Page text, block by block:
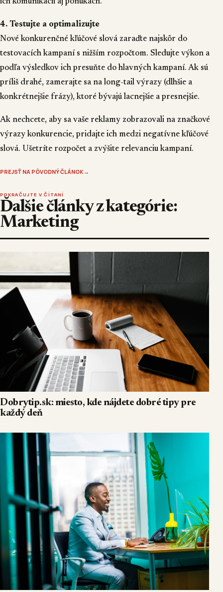
4️. Testujte a optimalizujte
Nové konkurenčné kľúčové slová zaraďte najskôr do
testovacích kampaní s nižším rozpočtom. Sledujte výkon a
podľa výsledkov ich presuňte do hlavných kampaní. Ak sú
príliš drahé, zamerajte sa na long-tail výrazy (dlhšie a
konkrétnejšie frázy), ktoré bývajú lacnejšie a presnejšie.
Ak nechcete, aby sa vaše reklamy zobrazovali na značkové
výrazy konkurencie, pridajte ich medzi negatívne kľúčové
slová. Ušetríte rozpočet a zvýšite relevanciu kampaní.
PREJSŤ NA PÔVODNÝ ČLÁNOK →
POKRAČUJTE V ČÍTANÍ
Ďalšie články z kategórie:
Marketing
Dobrytip.sk: miesto, kde nájdete dobré tipy pre
každý deň